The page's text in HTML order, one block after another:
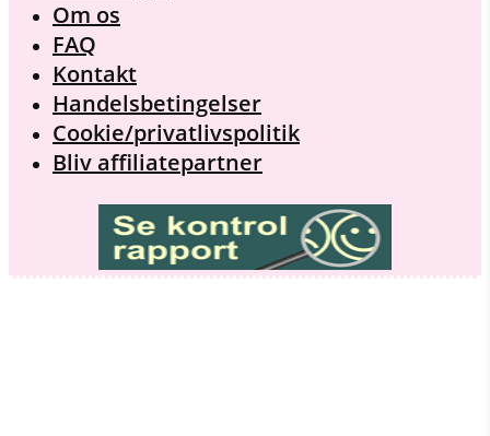
Om os
FAQ
Kontakt
Handelsbetingelser
Cookie/privatlivspolitik
Bliv affiliatepartner